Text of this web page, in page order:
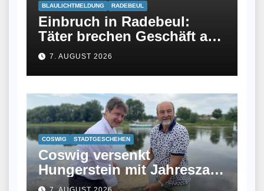
BLAULICHTMELDUNG RADEBEUL
Einbruch in Radebeul:
Täter brechen Geschäft an
Meißner Straße auf
7. AUGUST 2026
COSWIG STADTGESCHEHEN
Coswig versenkt
Hungerstein mit Jahreszahl
2026 in der Elbe